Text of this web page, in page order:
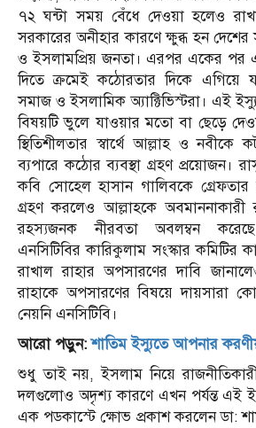
৭২ ঘন্টা সময় বেঁধে দেওয়া হলেও
সরকারের অনীহার কারণে ক্ষুব্ধ হন
ও ইসলামপ্রিয় জনতা। এরপর একের পর
দিতে ক্রমেই কঠোরতার দিকে এগিয়ে
সমাজ ও ইসলামিক অ্যাক্টিভিস্টরা। এই
বিষয়টি ভুলে যাওয়ার মতো বা ছেড়ে
স্থিতিশীলতার স্বার্থে আল্লাহ ও নবীকে
ব্যপারে কঠোর ব্যবস্থা গ্রহণ প্রয়োজন।
কবি সোহেল হাসান গালিবকে
গ্রহণ করলেও আল্লাহকে অবমাননাকারী
রহস্যজনক নীরবতা অবলম্বন
এনসিটিবির কারিকুলাম সংস্কার কমিটির
রাখাল রাহার অপসারণের দাবি
রাহাকে অপসারণের বিষয়ে দায়সারা
নেয়নি এনসিটিবি।
আরো পড়ুন:শাতিম ইস্যুতে আপনার
শুধু তাই নয়, ইসলাম নিয়ে
দলগুলোও অদৃশ্য কারণে এখন পর্যন্ত এই
এক পডকাস্টে ক্ষোভ প্রকাশ করলেন ডা: